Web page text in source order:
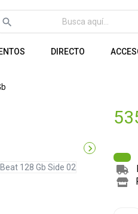
search
DIRECTO
